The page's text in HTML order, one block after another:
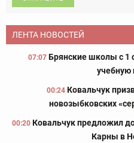
ЛЕНТА НОВОСТЕЙ
07:07 Брянские школы с 1
учебную
00:24 Ковальчук
новозыбковских
00:20 Ковальчук предложил
Карны в